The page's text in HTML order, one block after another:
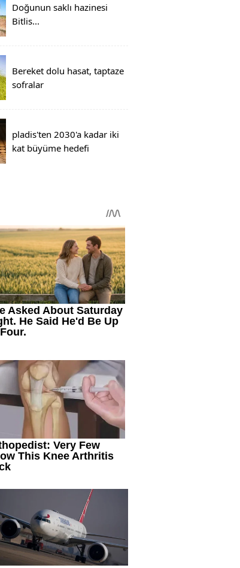
Doğunun saklı hazinesi
Bitlis...
Bereket dolu hasat, taptaze
sofralar
pladis'ten 2030'a kadar iki
kat büyüme hedefi